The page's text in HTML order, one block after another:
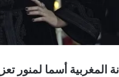
المغربية أسما لمنور